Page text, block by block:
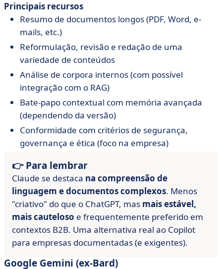
Principais recursos
Resumo de documentos longos (PDF, Word, e-
mails, etc.)
Reformulação, revisão e redação de uma
variedade de conteúdos
Análise de corpora internos (com possível
integração com o RAG)
Bate-papo contextual com memória avançada
(dependendo da versão)
Conformidade com critérios de segurança,
governança e ética (foco na empresa)
👉 Para lembrar
Claude se destaca na compreensão de
linguagem e documentos complexos. Menos
"criativo" do que o ChatGPT, mas mais estável,
mais cauteloso e frequentemente preferido em
contextos B2B. Uma alternativa real ao Copilot
para empresas documentadas (e exigentes).
Google Gemini (ex-Bard)